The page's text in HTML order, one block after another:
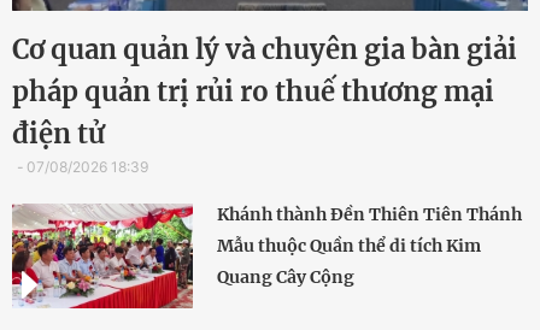
Cơ quan quản lý và chuyên gia bàn giải
pháp quản trị rủi ro thuế thương mại
điện tử
07/08/2026 18:39
Khánh thành Đền Thiên Tiên Thánh
Mẫu thuộc Quần thể di tích Kim
Quang Cây Cộng